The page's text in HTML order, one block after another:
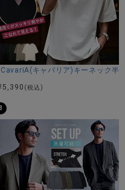
ーパーストレッチバンドカラー
CavariA(キャバリア)キーネック半
5,390 (税込)